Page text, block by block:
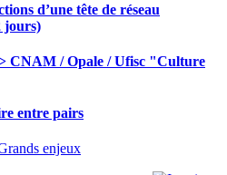
d’une tête de réseau
jours)
CNAM / Opale / Ufisc "Culture
entre pairs
enjeux